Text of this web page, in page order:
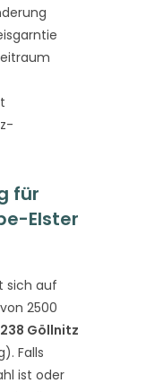
für
Elster
sich auf
von 2500
Göllnitz
Falls
ist oder